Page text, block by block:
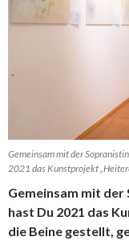
Gemeinsam mit der
2021 das Kunstprojekt
Gemeinsam mit
hast Du 2021 das
die Beine gestellt,